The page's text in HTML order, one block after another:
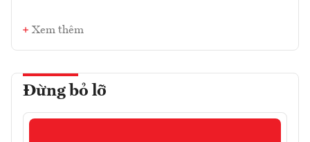
Xem thêm
Đừng bỏ lỡ